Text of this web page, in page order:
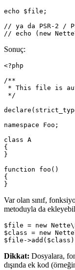
echo $file;
// ya da PSR-2 /
Sonuç:
<?php
/**
* This file is
*/
namespace Foo;
class A
{
}
function foo()
{
Var olan sınıf,
metoduyla da
$file = new
$class = new
Dikkat: Dosyalara,
dışında ek kod